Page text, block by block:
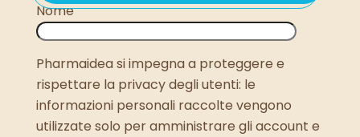
Nome
Pharmaidea si impegna a proteggere e
rispettare la privacy degli utenti: le
informazioni personali raccolte vengono
utilizzate solo per amministrare gli account e